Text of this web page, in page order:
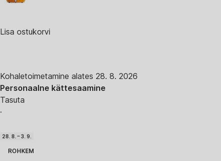
Lisa ostukorvi
Kohaletoimetamine alates 28. 8. 2026
Personaalne kättesaamine
Tasuta
·
28. 8. – 3. 9.
ROHKEM